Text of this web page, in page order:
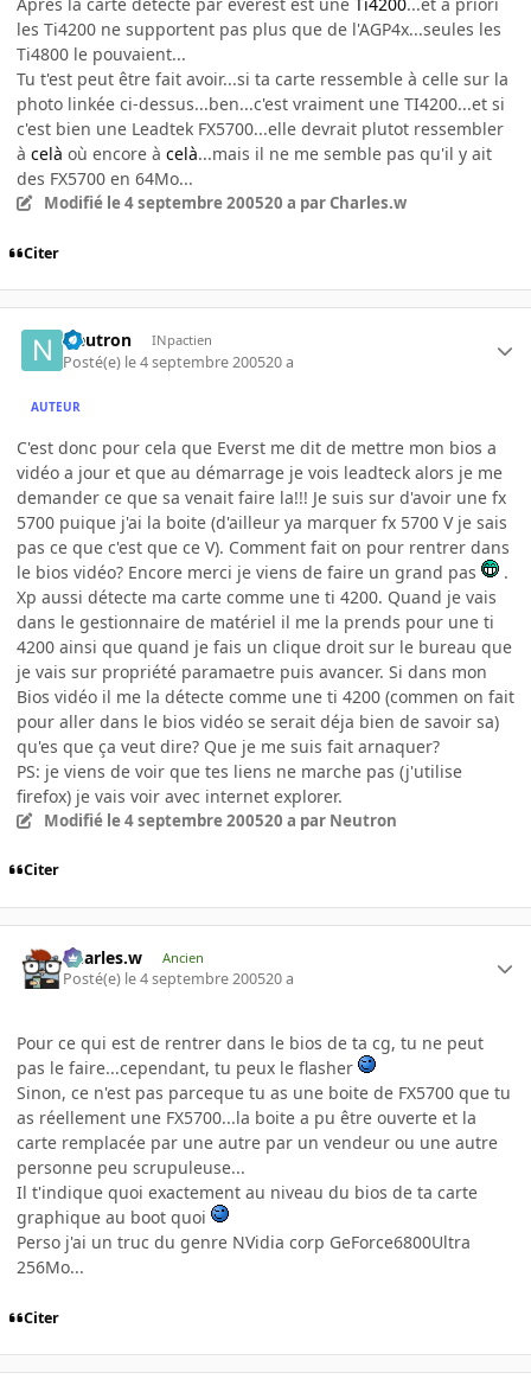
les Ti4200 ne supportent pas plus que de l'AGP4x...seules les
Ti4800 le pouvaient...
Tu t'est peut être fait avoir...si ta carte ressemble à celle sur la
photo linkée ci-dessus...ben...c'est vraiment une TI4200...et si
c'est bien une Leadtek FX5700...elle devrait plutot ressembler
à celà où encore à celà...mais il ne me semble pas qu'il y ait
des FX5700 en 64Mo...
Modifié le 4 septembre 200520 a par Charles.w
Citer
Neutron INpactien
Posté(e) le 4 septembre 200520 a
AUTEUR
C'est donc pour cela que Everst me dit de mettre mon bios a
vidéo a jour et que au démarrage je vois leadteck alors je me
demander ce que sa venait faire la!!! Je suis sur d'avoir une fx
5700 puique j'ai la boite (d'ailleur ya marquer fx 5700 V je sais
pas ce que c'est que ce V). Comment fait on pour rentrer dans
le bios vidéo? Encore merci je viens de faire un grand pas
.
Xp aussi détecte ma carte comme une ti 4200. Quand je vais
dans le gestionnaire de matériel il me la prends pour une ti
4200 ainsi que quand je fais un clique droit sur le bureau que
je vais sur propriété paramaetre puis avancer. Si dans mon
Bios vidéo il me la détecte comme une ti 4200 (commen on fait
pour aller dans le bios vidéo se serait déja bien de savoir sa)
qu'es que ça veut dire? Que je me suis fait arnaquer?
PS: je viens de voir que tes liens ne marche pas (j'utilise
firefox) je vais voir avec internet explorer.
Modifié le 4 septembre 200520 a par Neutron
Citer
Charles.w Ancien
Posté(e) le 4 septembre 200520 a
Pour ce qui est de rentrer dans le bios de ta cg, tu ne peut
pas le faire...cependant, tu peux le flasher
Sinon, ce n'est pas parceque tu as une boite de FX5700 que tu
as réellement une FX5700...la boite a pu être ouverte et la
carte remplacée par une autre par un vendeur ou une autre
personne peu scrupuleuse...
Il t'indique quoi exactement au niveau du bios de ta carte
graphique au boot quoi
Perso j'ai un truc du genre NVidia corp GeForce6800Ultra
256Mo...
Citer